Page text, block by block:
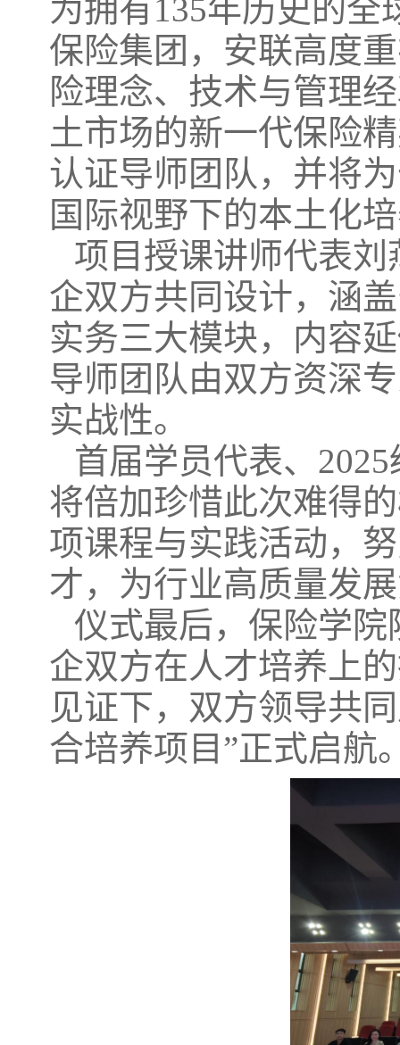
为拥有135年历史的
保险集团，安联高度
险理念、技术与管理
土市场的新一代保险
认证导师团队，并将
国际视野下的本土化
项目授课讲师代表
企双方共同设计，涵
实务三大模块，内容
导师团队由双方资深
实战性。
首届学员代表、
将倍加珍惜此次难得
项课程与实践活动，
才，为行业高质量发
仪式最后，保险学
企双方在人才培养上
见证下，双方领导共
合培养项目”正式启航